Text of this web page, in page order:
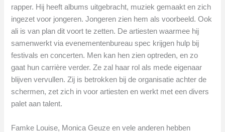
rapper. Hij heeft albums uitgebracht, muziek gemaakt en zich
ingezet voor jongeren. Jongeren zien hem als voorbeeld. Ook
ali is van plan dit voort te zetten. De artiesten waarmee hij
samenwerkt via evenementenbureau spec krijgen hulp bij
festivals en concerten. Men kan hen zien optreden, en zo
gaat hun carrière verder. Ze zal haar rol als mede eigenaar
blijven vervullen. Zij is betrokken bij de organisatie achter de
schermen, zet zich in voor artiesten en werkt met een divers
palet aan talent.
Famke Louise, Monica Geuze en vele anderen hebben